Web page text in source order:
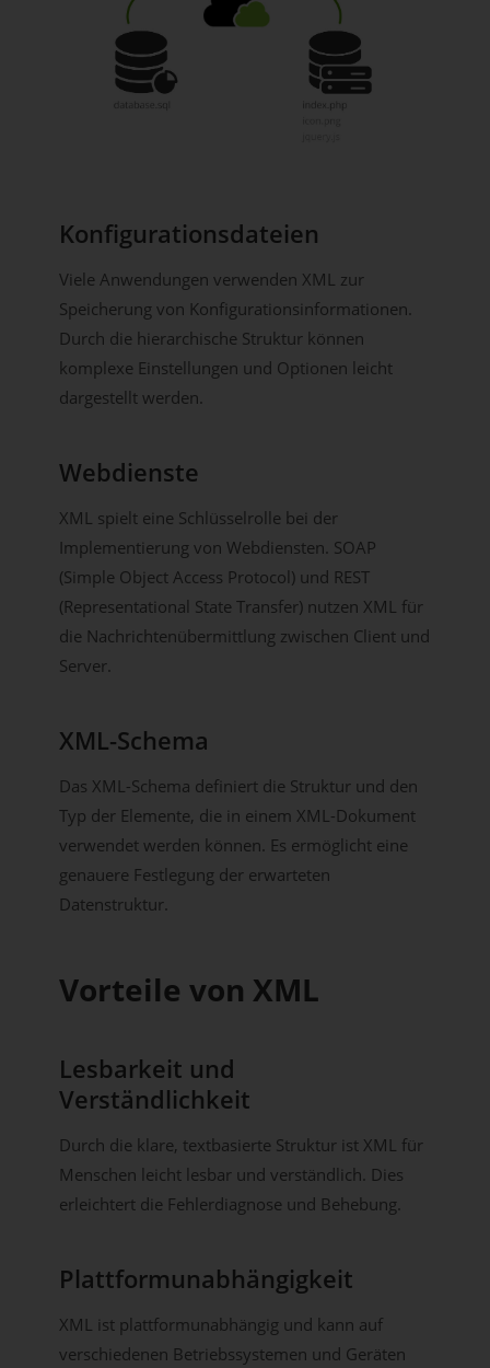
Konfigurationsdateien
Viele Anwendungen verwenden XML zur
Speicherung von Konfigurationsinformationen.
Durch die hierarchische Struktur können
komplexe Einstellungen und Optionen leicht
dargestellt werden.
Webdienste
XML spielt eine Schlüsselrolle bei der
Implementierung von Webdiensten. SOAP
(Simple Object Access Protocol) und REST
(Representational State Transfer) nutzen XML für
die Nachrichtenübermittlung zwischen Client und
Server.
XML-Schema
Das XML-Schema definiert die Struktur und den
Typ der Elemente, die in einem XML-Dokument
verwendet werden können. Es ermöglicht eine
genauere Festlegung der erwarteten
Datenstruktur.
Vorteile von XML
Lesbarkeit und
Verständlichkeit
Durch die klare, textbasierte Struktur ist XML für
Menschen leicht lesbar und verständlich. Dies
erleichtert die Fehlerdiagnose und Behebung.
Plattformunabhängigkeit
XML ist plattformunabhängig und kann auf
verschiedenen Betriebssystemen und Geräten